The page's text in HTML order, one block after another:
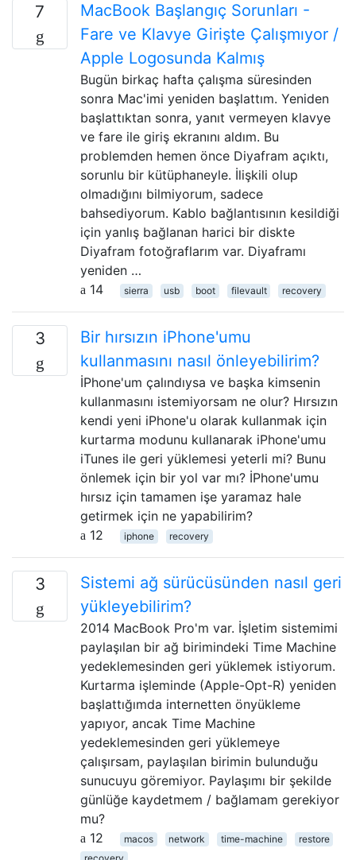
7
MacBook Başlangıç ​​Sorunları -
Fare ve Klavye Girişte Çalışmıyor /
Apple Logosunda Kalmış
Bugün birkaç hafta çalışma süresinden
sonra Mac'imi yeniden başlattım. Yeniden
başlattıktan sonra, yanıt vermeyen klavye
ve fare ile giriş ekranını aldım. Bu
problemden hemen önce Diyafram açıktı,
sorunlu bir kütüphaneyle. İlişkili olup
olmadığını bilmiyorum, sadece
bahsediyorum. Kablo bağlantısının kesildiği
için yanlış bağlanan harici bir diskte
Diyafram fotoğraflarım var. Diyaframı
yeniden …
14
sierra usb boot filevault recovery
3
Bir hırsızın iPhone'umu
kullanmasını nasıl önleyebilirim?
İPhone'um çalındıysa ve başka kimsenin
kullanmasını istemiyorsam ne olur? Hırsızın
kendi yeni iPhone'u olarak kullanmak için
kurtarma modunu kullanarak iPhone'umu
iTunes ile geri yüklemesi yeterli mi? Bunu
önlemek için bir yol var mı? İPhone'umu
hırsız için tamamen işe yaramaz hale
getirmek için ne yapabilirim?
12
iphone recovery
3
Sistemi ağ sürücüsünden nasıl geri
yükleyebilirim?
2014 MacBook Pro'm var. İşletim sistemimi
paylaşılan bir ağ birimindeki Time Machine
yedeklemesinden geri yüklemek istiyorum.
Kurtarma işleminde (Apple-Opt-R) yeniden
başlattığımda internetten önyükleme
yapıyor, ancak Time Machine
yedeklemesinden geri yüklemeye
çalışırsam, paylaşılan birimin bulunduğu
sunucuyu göremiyor. Paylaşımı bir şekilde
günlüğe kaydetmem / bağlamam gerekiyor
mu?
12
macos network time-machine
restore